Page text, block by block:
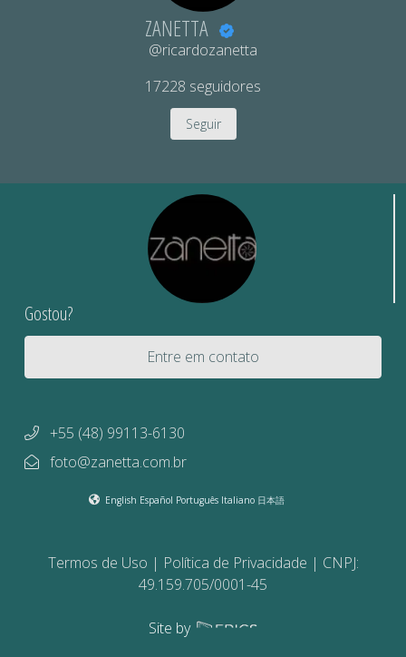
ZANETTA
@ricardozanetta
17228 seguidores
Seguir
Gostou?
Entre em contato
+55 (48) 99113-6130
foto@zanetta.com.br
English Español Português Italiano 日本語
Termos de Uso Política de Privacidade
CNPJ:
49.159.705/0001-45
Site by